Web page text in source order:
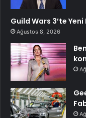
Guild Wars 3’te
Ağustos 8, 2026